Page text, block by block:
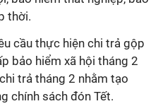
thời.
cầu thực hiện chi trả gộp
bảo hiểm xã hội tháng 2
trả tháng 2 nhằm tạo
chính sách đón Tết.